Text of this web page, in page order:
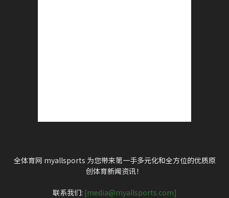
全体育网 myallsports 为您带来第一手多元化和全方位的优质原
创体育新闻资讯！
联系我们: [media@myallsports.com]